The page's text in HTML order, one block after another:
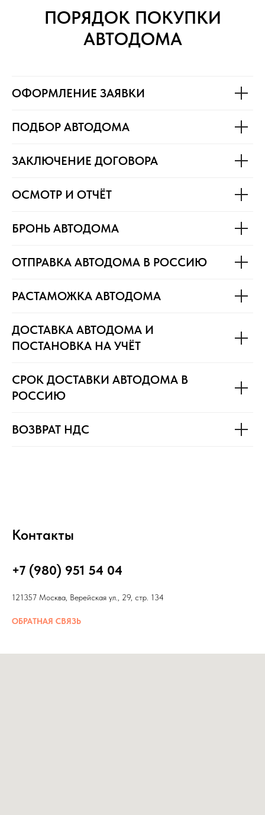
ПОРЯДОК ПОКУПКИ
АВТОДОМА
ОФОРМЛЕНИЕ ЗАЯВКИ
ПОДБОР АВТОДОМА
ЗАКЛЮЧЕНИЕ ДОГОВОРА
ОСМОТР И ОТЧЁТ
БРОНЬ АВТОДОМА
ОТПРАВКА АВТОДОМА В РОССИЮ
РАСТАМОЖКА АВТОДОМА
ДОСТАВКА АВТОДОМА И
ПОСТАНОВКА НА УЧЁТ
СРОК ДОСТАВКИ АВТОДОМА В
РОССИЮ
ВОЗВРАТ НДС
Контакты
+7 (980) 951 54 04
121357 Москва, Верейская ул., 29, стр. 134
ОБРАТНАЯ СВЯЗЬ